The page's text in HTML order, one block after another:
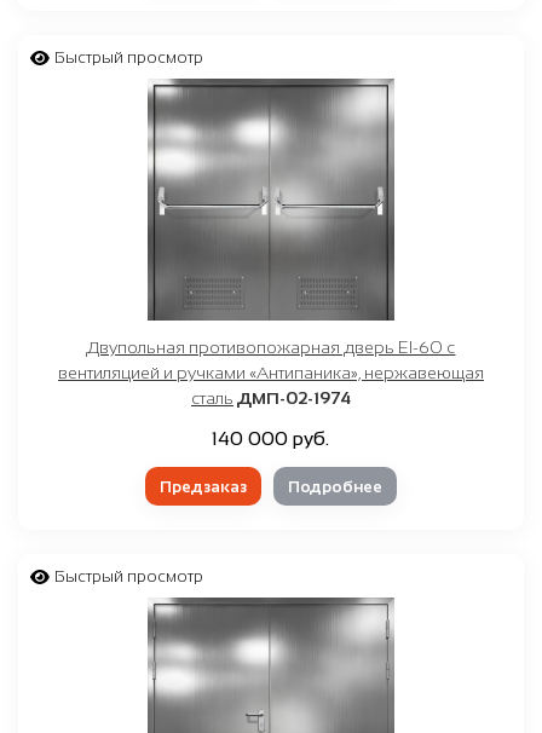
Быстрый просмотр
Двупольная противопожарная дверь EI-60 с
вентиляцией и ручками «Антипаника», нержавеющая
сталь ДМП-02-1974
140 000 руб.
Предзаказ Подробнее
Быстрый просмотр